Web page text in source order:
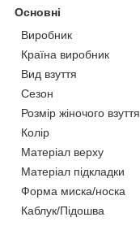
Основні
Виробник
Країна виробник
Вид взуття
Сезон
Розмір жіночого взуття
Колір
Матеріал верху
Матеріал підкладки
Форма миска/носка
Каблук/Підошва